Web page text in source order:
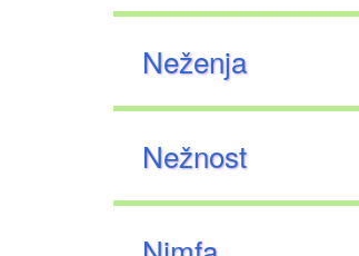
Neženja
Nežnost